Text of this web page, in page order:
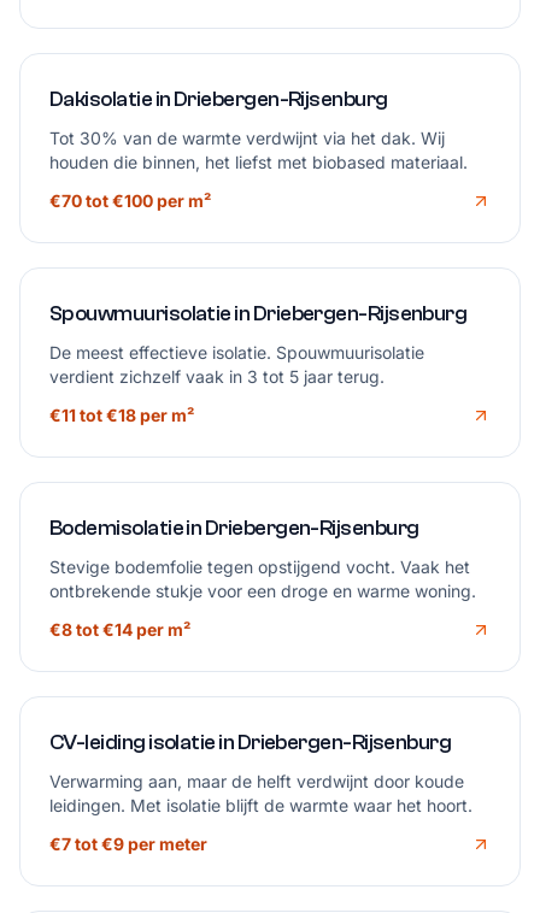
Dakisolatie in Driebergen-Rijsenburg
Tot 30% van de warmte verdwijnt via het dak. Wij
houden die binnen, het liefst met biobased materiaal.
€70 tot €100 per m²
Spouwmuurisolatie in Driebergen-Rijsenburg
De meest effectieve isolatie. Spouwmuurisolatie
verdient zichzelf vaak in 3 tot 5 jaar terug.
€11 tot €18 per m²
Bodemisolatie in Driebergen-Rijsenburg
Stevige bodemfolie tegen opstijgend vocht. Vaak het
ontbrekende stukje voor een droge en warme woning.
€8 tot €14 per m²
CV-leiding isolatie in Driebergen-Rijsenburg
Verwarming aan, maar de helft verdwijnt door koude
leidingen. Met isolatie blijft de warmte waar het hoort.
€7 tot €9 per meter